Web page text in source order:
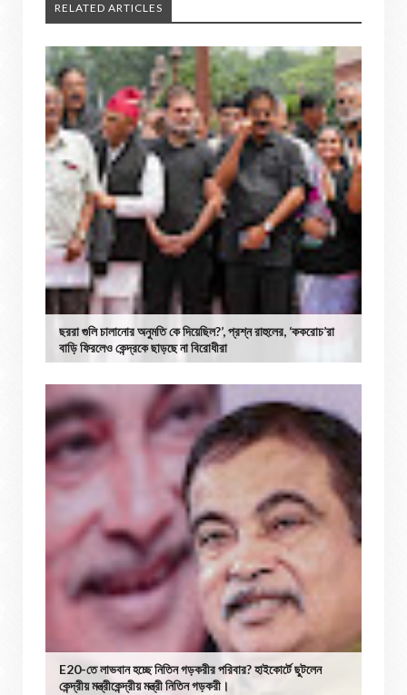
RELATED ARTICLES
ছররা গুলি চালানোর অনুমতি কে দিয়েছিল?’, প্রশ্ন রাহুলের, ‘ককরোচ’রা
বাড়ি ফিরলেও কেন্দ্রকে ছাড়ছে না বিরোধীরা
E20-তে লাভবান হচ্ছে নিতিন গড়করীর পরিবার? হাইকোর্টে ছুটলেন
কেন্দ্রীয় মন্ত্রীকেন্দ্রীয় মন্ত্রী নিতিন গড়করী।